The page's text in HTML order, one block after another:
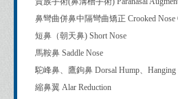
鼻彎曲併鼻中隔彎曲矯正 Crooked Nose
短鼻（朝天鼻) Short Nose
馬鞍鼻 Saddle Nose
駝峰鼻、鷹鉤鼻 Dorsal Hump、Hanging
縮鼻翼 Alar Reduction